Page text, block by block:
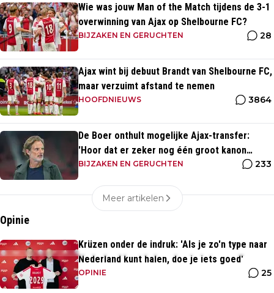
Wie was jouw Man of the Match tijdens de 3-1
overwinning van Ajax op Shelbourne FC?
BIJZAKEN EN GERUCHTEN 28
Ajax wint bij debuut Brandt van Shelbourne FC,
maar verzuimt afstand te nemen
HOOFDNIEUWS 3864
De Boer onthult mogelijke Ajax-transfer:
'Hoor dat er zeker nog één groot kanon
aankomt'
BIJZAKEN EN GERUCHTEN 233
Meer artikelen
Opinie
Krüzen onder de indruk: 'Als je zo'n type naar
Nederland kunt halen, doe je iets goed'
OPINIE 25